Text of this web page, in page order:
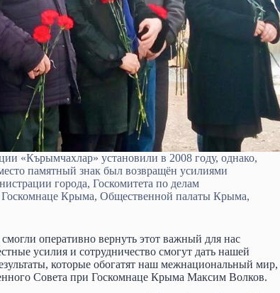
«Кърымчахлар» установили в 2008 году, однако,
памятный знак был возвращён усилиями
города, Госкомитета по делам
Крыма, Общественной палаты Крыма,
оперативно вернуть этот важный для нас
усилия и сотрудничество смогут дать нашей
которые обогатят наш межнациональный мир,
Совета при Госкомнаце Крыма Максим Волков.